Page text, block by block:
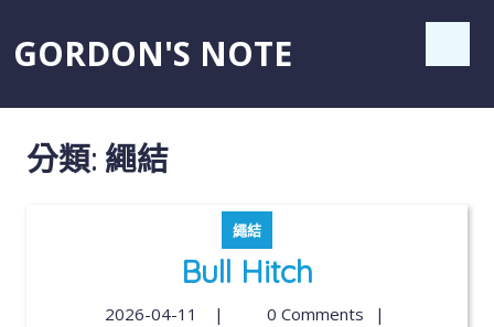
GORDON'S NOTE
分類: 繩結
繩結
Bull Hitch
2026-04-11 | 0 Comments
|